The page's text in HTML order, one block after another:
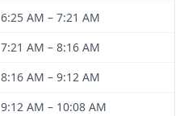
6:25 AM – 7:21 AM
7:21 AM – 8:16 AM
8:16 AM – 9:12 AM
9:12 AM – 10:08 AM